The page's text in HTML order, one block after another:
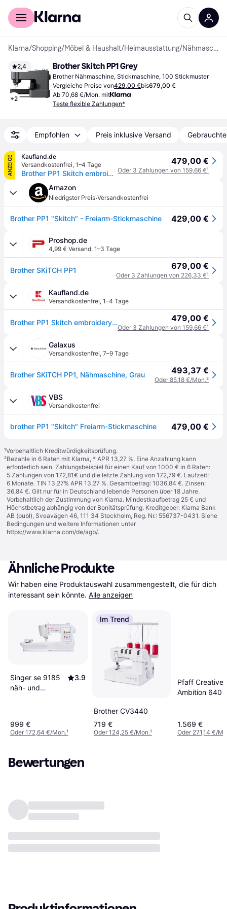
Für Shopper
Klarna/Shopping/Möbel & Haushalt/Heimausstattung/ Nähmaschinen
2,4
+2
Brother Skitch PP1 Grey
Brother Nähmaschine, Stickmaschine, 100 Stickmuster
Vergleiche Preise von429,00 €bis679,00 €
Ab 70,68 €/Mon. mit
Teste flexible Zahlungen*
Empfohlen Preis inklusive Versand
ANZEIGE
Kaufland.de
Versandkostenfrei, 1–4 Tage
Brother PP1 Skitch embroidery machine
479,00 €
Oder 3 Zahlungen von 159,66 €¹
Amazon
Niedrigster Preis·Versandkostenfrei
Brother PP1 "Skitch" - Freiarm-Stickmaschine 429,00 €
Proshop.de
4,99 € Versand, 1–3 Tage
Brother SKiTCH PP1 679,00 €
Oder 3 Zahlungen von 226,33 €¹
Kaufland.de
Versandkostenfrei, 1–4 Tage
Brother PP1 Skitch embroidery machine 479,00 €
Oder 3 Zahlungen von 159,66 €¹
Galaxus
Versandkostenfrei, 7–9 Tage
Brother SKiTCH PP1, Nähmaschine, Grau 493,37 €
Oder 85,18 €/Mon.²
VBS
Versandkostenfrei
brother PP1 "Skitch" Freiarm-Stickmaschine 479,00 €
¹Vorbehaltlich Kreditwürdigkeitsprüfung.
²Bezahle in 6 Raten mit Klarna, * APR 13,27 %. Eine Anzahlung kann
erforderlich sein. Zahlungsbeispiel für einen Kauf von 1000 € in 6 Raten:
5 Zahlungen von 172,81€ und die letzte Zahlung von 172,79 €. Laufzeit:
6 Monate. TIN 13,27% APR 13,27 %. Gesamtbetrag: 1036,84 €. Zinsen:
36,84 €. Gilt nur für in Deutschland lebende Personen über 18 Jahre.
Vorbehaltlich der Zustimmung von Klarna. Mindestkaufbetrag 25 € und
Höchstbetrag abhängig von der Bonitätsprüfung. Kreditgeber: Klarna Bank
AB (publ), Sveavägen 46, 111 34 Stockholm, Reg. Nr.: 556737-0431. Siehe
Bedingungen und weitere Informationen unter
https://www.klarna.com/de/agb/.
Ähnliche Produkte
Wir haben eine Produktauswahl zusammengestellt, die für dich
interessant sein könnte. Alle anzeigen
Singer se 9185
näh- und
sticken einfach
3.9
999 €
Oder 172,64 €/Mon.¹
Im Trend
Brother CV3440
719 €
Oder 124,25 €/Mon.¹
Pfaff Creative
Ambition 640
1.569 €
Oder 271,14 €/
Bewertungen